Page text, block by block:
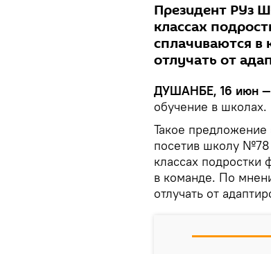
Президент РУз
классах
сплачиваются в
отлучать от
ДУШАНБЕ, 16 июн —
обучение в школах.
Такое
посетив школу №78
классах подростки
в команде. По
отлучать от